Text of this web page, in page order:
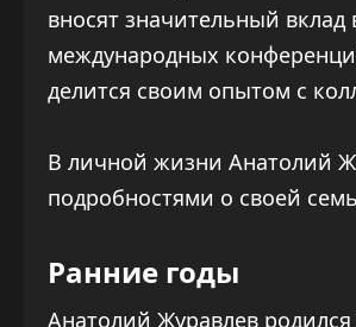
вносят значительный
международных
делится своим опытом с
В личной жизни Анатолий
подробностями о своей
Ранние годы
Анатолий Журавлев